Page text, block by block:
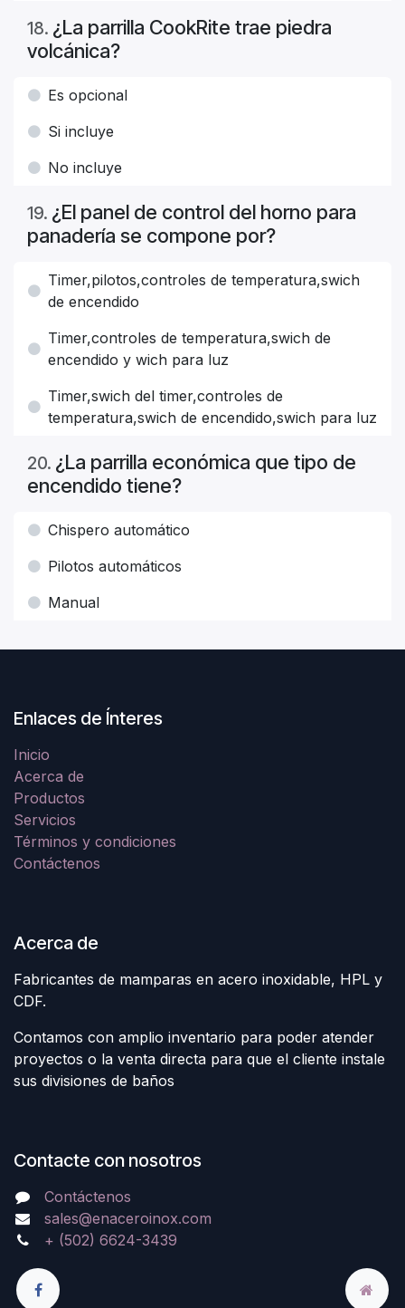
18. ¿La parrilla CookRite trae piedra
volcánica?
Es opcional
Si incluye
No incluye
19. ¿El panel de control del horno para
panadería se compone por?
Timer,pilotos,controles de temperatura,swich
de encendido
Timer,controles de temperatura,swich de
encendido y wich para luz
Timer,swich del timer,controles de
temperatura,swich de encendido,swich para luz
20. ¿La parrilla económica que tipo de
encendido tiene?
Chispero automático
Pilotos automáticos
Manual
Enlaces de Ínteres
Inicio
Acerca de
Productos
Servicios
Términos y condiciones
Contáctenos
Acerca de
Fabricantes de mamparas en acero inoxidable, HPL y
CDF.
Contamos con amplio inventario para poder atender
proyectos o la venta directa para que el cliente instale
sus divisiones de baños
Contacte con nosotros
Contáctenos
sales@enaceroinox.com
+ (502) 6624-3439